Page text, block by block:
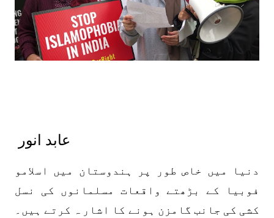
عابد انور
دنیا میں خاص طور پر ہندوستان میں اسلامو
فوبیا کے بڑھتے واقعات مسلمانوں کی نسل
کشی کی جانب گامزن ہونے کا اشار ہ کرتے ہیں۔